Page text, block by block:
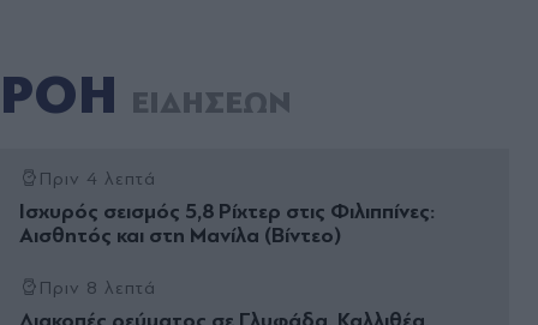
ΡΟΗ ΕΙΔΗΣΕΩΝ
Πριν 4 λεπτά
Ισχυρός σεισμός 5,8 Ρίχτερ στις Φιλιππίνες:
Αισθητός και στη Μανίλα (Βίντεο)
Πριν 8 λεπτά